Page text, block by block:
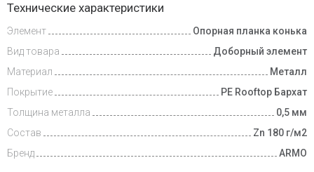
и оплата
Технические характеристики
Элемент
Опорная планка конька
Вид товара
Доборный элемент
Материал
Металл
Покрытие
PE Rooftop Бархат
Толщина металла
0,5 мм
Состав
Zn 180 г/м2
Бренд
ARMO